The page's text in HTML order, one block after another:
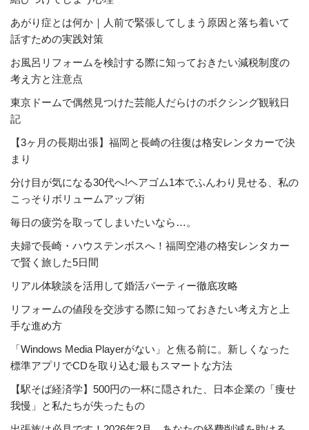
あがり症とは何か｜人前で緊張してしまう原因と落ち着いて
話すための実践対策
お風呂リフォームを検討する際に知っておきたい減税制度の
考え方と注意点
東京ドームで偶然見つけた芸能人だらけのボクシング観戦日
記
【3ヶ月の長期出張】福岡と長崎の往復は格安レンタカーで決
まり
分け目が気になる30代へ!ヘアゴム1本でふんわり見せる、私の
こっそりボリュームアップ術
毎日の疲労を取ってしまいたいなら…。
夫婦で長崎・ハウステンボスへ！福岡空港の格安レンタカー
で賢く旅した5日間
リアル体験談を活用して婚活パーティー徹底攻略
リフォームの値段を交渉する際に知っておきたい考え方と上
手な進め方
「Windows Media Playerがない」と焦る前に。新しくなった
標準アプリでCDを取り込む最もスマートな方法
【駅そば経済学】500円の一杯に隠された、日本企業の「痩せ
我慢」と私たちが失ったもの